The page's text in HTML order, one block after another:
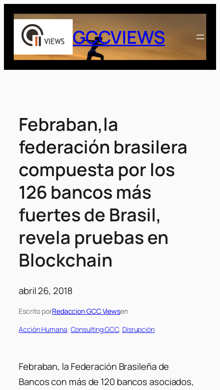
Saltar
contenido
GCCVIEWS
Febraban,la
federación brasilera
compuesta por los
126 bancos más
fuertes de Brasil,
revela pruebas en
Blockchain
abril 26, 2018
Escrito porRedaccion GCC Viewsen
Acción Humana, Consulting GCC, Disrupción
Febraban, la Federación Brasileña de
Bancos con más de 120 bancos asociados,